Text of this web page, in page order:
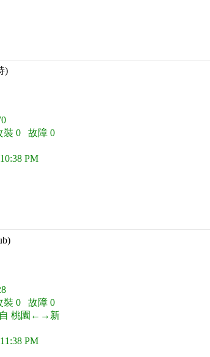
)
0 故障 0
PM
0 故障 0
自 桃園←→新
PM